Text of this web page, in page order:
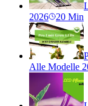
2026
20 Min
Alle Modelle